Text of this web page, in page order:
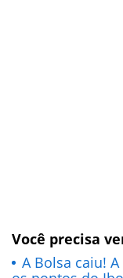
Você precisa
A Bolsa caiu!